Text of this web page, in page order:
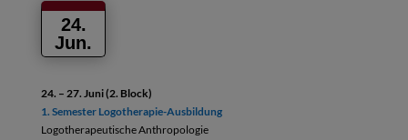
24.
Jun.
24. – 27. Juni (2. Block)
1. Semester Logotherapie-Ausbildung
Logotherapeutische Anthropologie